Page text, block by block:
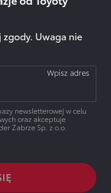
Uwaga nie
Wpisz adres
newsletterowej w celu
oraz akceptuje
Zabrze Sp. z o.o.